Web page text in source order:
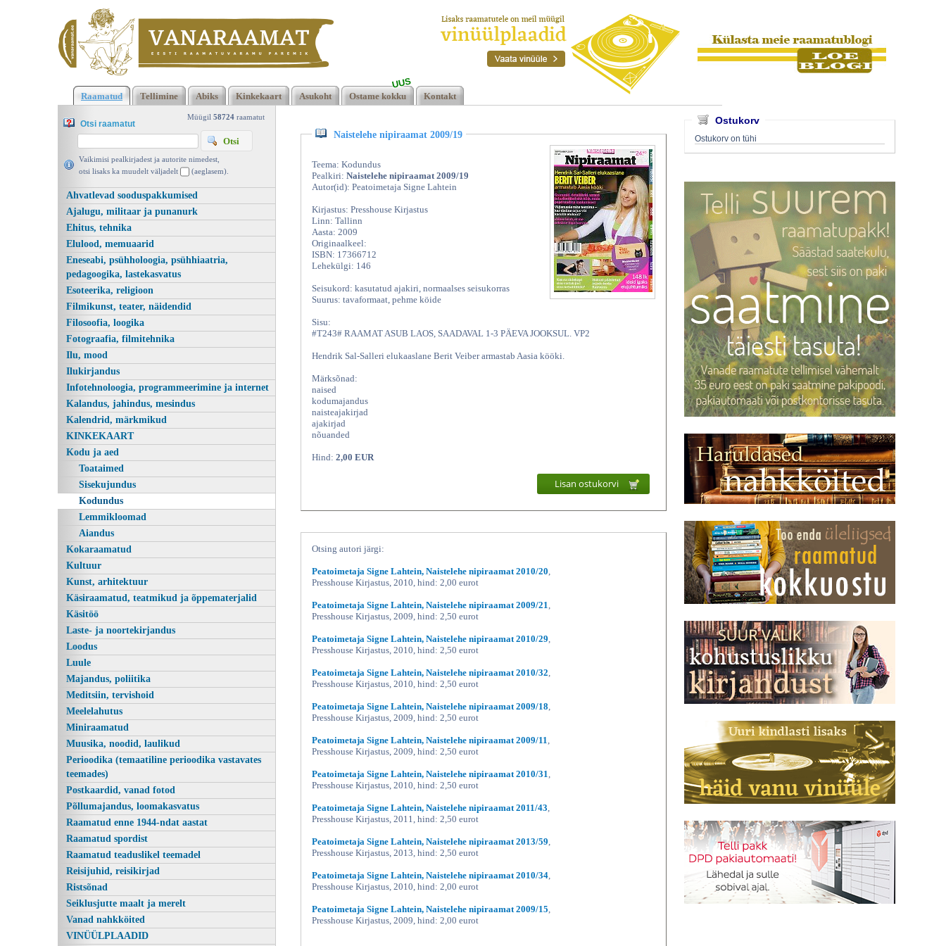
Naistelehe nipiraamat 2009/19, Peatoimetaja
Klõpsa siia , et näha täielikku loendit!Naistelehe nipiraamat
2009/19, Peatoimetaja Signe Lahtein, Presshouse Kirjastus 2009 |
vanaraamat. ee
Raamatud Tellimine Abiks Kinkekaart Asukoht Ostame kokku
UUS
Kontakt
Müügil 58724 raamatut
Otsi raamatut
Vaikimisi pealkirjadest ja autorite nimedest,
otsi lisaks ka muudelt väljadelt
(aeglasem).
Ahvatlevad sooduspakkumised
Ajalugu, militaar ja punanurk
Ehitus, tehnika
Elulood, memuaarid
Eneseabi, psühholoogia, psühhiaatria,
pedagoogika, lastekasvatus
Esoteerika, religioon
Filmikunst, teater, näidendid
Filosoofia, loogika
Fotograafia, filmitehnika
Ilu, mood
Ilukirjandus
Infotehnoloogia, programmeerimine ja internet
Kalandus, jahindus, mesindus
Kalendrid, märkmikud
KINKEKAART
Kodu ja aed
Toataimed
Sisekujundus
Kodundus
Lemmikloomad
Aiandus
Kokaraamatud
Kultuur
Kunst, arhitektuur
Käsiraamatud, teatmikud ja õppematerjalid
Käsitöö
Laste- ja noortekirjandus
Loodus
Luule
Majandus, poliitika
Meditsiin, tervishoid
Meelelahutus
Miniraamatud
Muusika, noodid, laulikud
Perioodika (temaatiline perioodika vastavates
teemades)
Postkaardid, vanad fotod
Põllumajandus, loomakasvatus
Raamatud enne 1944-ndat aastat
Raamatud spordist
Raamatud teaduslikel teemadel
Reisijuhid, reisikirjad
Ristsõnad
Seiklusjutte maalt ja merelt
Vanad nahkköited
VINÜÜLPLAADID
Ostukorv
Ostukorv on tühi
Naistelehe nipiraamat 2009/19
Teema: Kodundus
Pealkiri: Naistelehe nipiraamat 2009/19
Autor(id): Peatoimetaja Signe Lahtein
Kirjastus: Presshouse Kirjastus
Linn: Tallinn
Aasta: 2009
Originaalkeel:
ISBN: 17366712
Lehekülgi: 146
Seisukord: kasutatud ajakiri, normaalses seisukorras
Suurus: tavaformaat, pehme köide
Sisu:
#T243# RAAMAT ASUB LAOS, SAADAVAL 1-3 PÄEVA JOOKSUL. VP2
Hendrik Sal-Salleri elukaaslane Berit Veiber armastab Aasia kööki.
Märksõnad:
naised
kodumajandus
naisteajakirjad
ajakirjad
nõuanded
Hind: 2,00 EUR
Lisan ostukorvi
Otsing autori järgi:
Peatoimetaja Signe Lahtein, Naistelehe nipiraamat 2010/20
Presshouse Kirjastus, 2010, hind: 2,00 eurot
Peatoimetaja Signe Lahtein, Naistelehe nipiraamat 2009/21
Presshouse Kirjastus, 2009, hind: 2,50 eurot
Peatoimetaja Signe Lahtein, Naistelehe nipiraamat 2010/29
Presshouse Kirjastus, 2010, hind: 2,50 eurot
Peatoimetaja Signe Lahtein, Naistelehe nipiraamat 2010/32
Presshouse Kirjastus, 2010, hind: 2,50 eurot
Peatoimetaja Signe Lahtein, Naistelehe nipiraamat 2009/18
Presshouse Kirjastus, 2009, hind: 2,50 eurot
Peatoimetaja Signe Lahtein, Naistelehe nipiraamat 2009/11
Presshouse Kirjastus, 2009, hind: 2,50 eurot
Peatoimetaja Signe Lahtein, Naistelehe nipiraamat 2010/31
Presshouse Kirjastus, 2010, hind: 2,50 eurot
Peatoimetaja Signe Lahtein, Naistelehe nipiraamat 2011/43
Presshouse Kirjastus, 2011, hind: 2,50 eurot
Peatoimetaja Signe Lahtein, Naistelehe nipiraamat 2013/59
Presshouse Kirjastus, 2013, hind: 2,50 eurot
Peatoimetaja Signe Lahtein, Naistelehe nipiraamat 2010/34
Presshouse Kirjastus, 2010, hind: 2,00 eurot
Peatoimetaja Signe Lahtein, Naistelehe nipiraamat 2009/15
Presshouse Kirjastus, 2009, hind: 2,00 eurot